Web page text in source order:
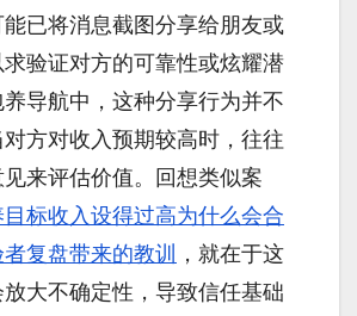
已将消息截图分享给朋友或
验证对方的可靠性或炫耀潜
导航中，这种分享行为并不
方对收入预期较高时，往往
来评估价值。回想类似案
标收入设得过高为什么会合
复盘带来的教训
，就在于这
大不确定性，导致信任基础